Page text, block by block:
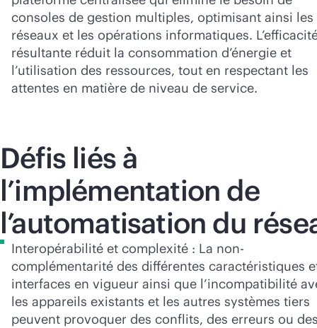
consoles de gestion multiples, optimisant ainsi les
réseaux et les opérations informatiques.
résultante réduit la consommation d’énergie et
l’utilisation des ressources, tout en respectant les
attentes en matière de niveau de service.
Défis liés à
l’implémentation de
l’automatisation du
Interopérabilité et complexité : La non-
complémentarité des différentes caractéristiques
interfaces en vigueur ainsi que l’incompatibilité
les appareils existants et les autres systèmes tiers
peuvent provoquer des conflits, des erreurs ou